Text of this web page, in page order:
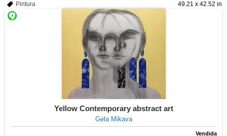
49.21 x 42.52 in
Pintura
Yellow Contemporary abstract art
Gela Mikava
Vendida